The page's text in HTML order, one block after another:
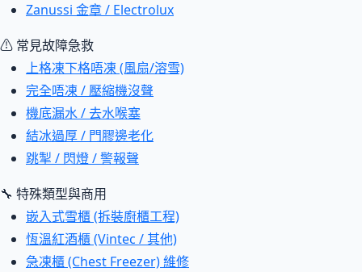
Zanussi 金章 / Electrolux
⚠ 常見故障急救
上格凍下格唔凍 (風扇/溶雪)
完全唔凍 / 壓縮機沒聲
機底漏水 / 去水喉塞
結冰過厚 / 門膠邊老化
跳掣 / 閃燈 / 警報聲
🔧 特殊類型與商用
嵌入式雪櫃 (拆裝廚櫃工程)
恆溫紅酒櫃 (Vintec / 其他)
急凍櫃 (Chest Freezer) 維修